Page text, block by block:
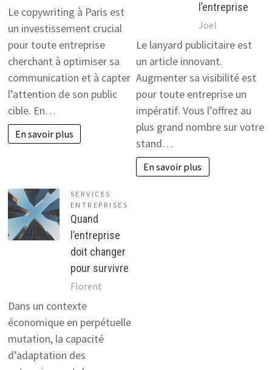
Le copywriting à Paris est
un investissement crucial
pour toute entreprise
cherchant à optimiser sa
communication et à capter
l’attention de son public
cible. En…
En savoir plus
l’entreprise
Joel
Le lanyard publicitaire est
un article innovant.
Augmenter sa visibilité est
pour toute entreprise un
impératif. Vous l’offrez au
plus grand nombre sur votre
stand…
En savoir plus
SERVICES
ENTREPRISES
Quand
l’entreprise
doit changer
pour survivre
Florent
Dans un contexte
économique en perpétuelle
mutation, la capacité
d’adaptation des